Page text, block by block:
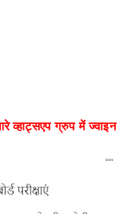
व्हाट्सएप ग्रुप में ज्वाइन